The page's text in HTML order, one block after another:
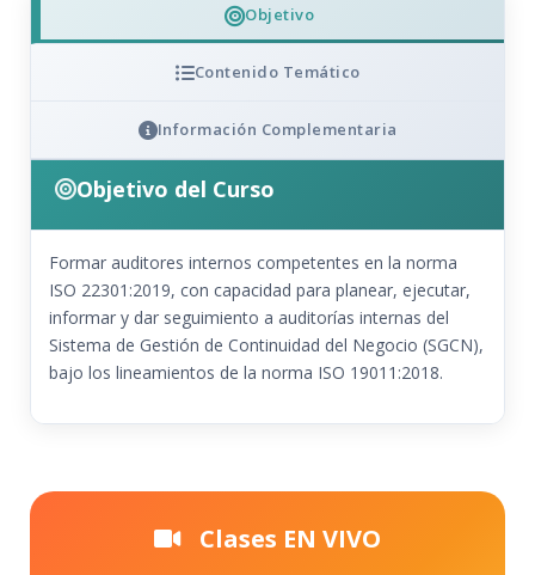
Objetivo
Contenido Temático
Información Complementaria
Objetivo del Curso
Formar auditores internos competentes en la norma
ISO 22301:2019, con capacidad para planear, ejecutar,
informar y dar seguimiento a auditorías internas del
Sistema de Gestión de Continuidad del Negocio (SGCN),
bajo los lineamientos de la norma ISO 19011:2018.
Clases EN VIVO